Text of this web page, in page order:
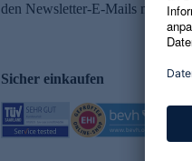
den Newsletter-E-Mails möglich.
Sicher einkaufen